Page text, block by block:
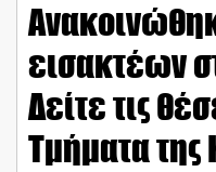
εισακτέων
Δείτε τις
Τμήματα της